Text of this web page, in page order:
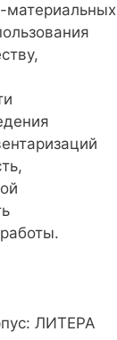
материальных
ЛИТЕРА